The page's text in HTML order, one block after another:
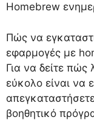
Homebrew
Πώς να
εφαρμογές με
Για να δείτε πώς
εύκολο είναι να
βοηθητικό